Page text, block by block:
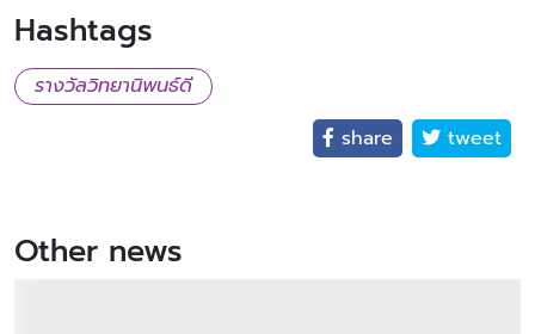
Hashtags
รางวัลวิทยานิพนธ์ดี
share
tweet
Other news